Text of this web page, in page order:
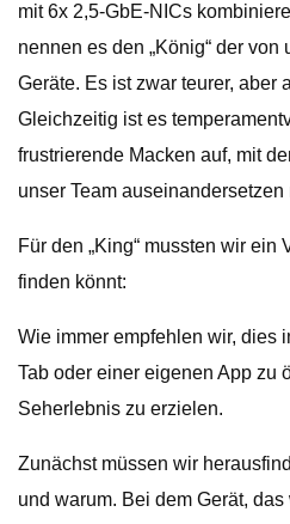
mit 6x 2,5-GbE-NICs
nennen es den „König“ der
Geräte. Es ist zwar teurer, aber
Gleichzeitig ist es
frustrierende Macken auf, mit
unser Team auseinandersetzen
Für den „King“ mussten wir
finden könnt:
Wie immer empfehlen wir, dies
Tab oder einer eigenen App zu
Seherlebnis zu erzielen.
Zunächst müssen wir
und warum. Bei dem Gerät,